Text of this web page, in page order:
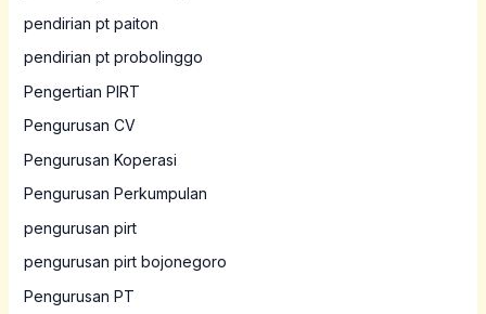
pendirian pt paiton
pendirian pt probolinggo
Pengertian PIRT
Pengurusan CV
Pengurusan Koperasi
Pengurusan Perkumpulan
pengurusan pirt
pengurusan pirt bojonegoro
Pengurusan PT